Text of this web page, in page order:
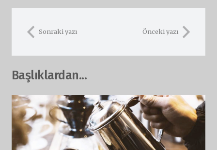
Sonraki yazı Önceki yazı
Başlıklardan...